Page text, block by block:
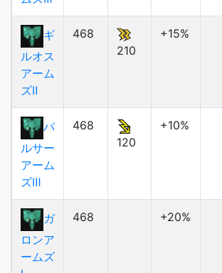
ギ
ルオス
アーム
ズⅡ
468
210
+15%
パ
ルサー
アーム
ズⅢ
468
120
+10%
ガ
ロンア
ームズ
468 +20%